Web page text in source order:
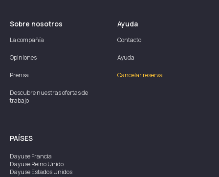
Sobre nosotros
La compañía
Opiniones
Prensa
Descubre nuestras ofertas de
trabajo
Ayuda
Contacto
Ayuda
Cancelar reserva
PAÍSES
DayuseFrancia
DayuseReino Unido
DayuseEstados Unidos